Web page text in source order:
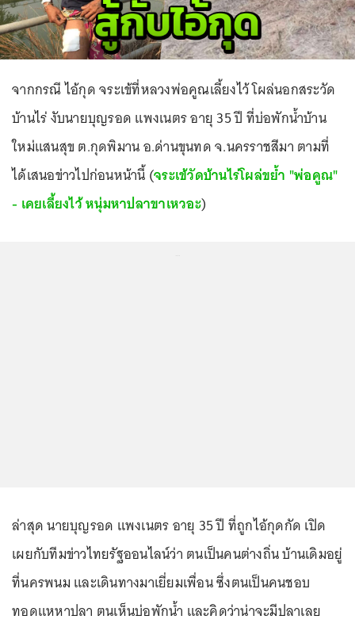
จากกรณี ไอ้กุด จระเข้ที่หลวงพ่อคูณเลี้ยงไว้ โผล่นอกสระวัด
บ้านไร่ งับนายบุญรอด แพงเนตร อายุ 35 ปี ที่บ่อพักน้ำบ้าน
ใหม่แสนสุข ต.กุดพิมาน อ.ด่านขุนทด จ.นครราชสีมา ตามที่
ได้เสนอข่าวไปก่อนหน้านี้ (จระเข้วัดบ้านไร่โผล่ขยํ้า "พ่อคูณ"
- เคยเลี้ยงไว้ หนุ่มหาปลาขาเหวอะ)
ล่าสุด นายบุญรอด แพงเนตร อายุ 35 ปี ที่ถูกไอ้กุดกัด เปิด
เผยกับทีมข่าวไทยรัฐออนไลน์ว่า ตนเป็นคนต่างถิ่น บ้านเดิมอยู่
ที่นครพนม และเดินทางมาเยี่ยมเพื่อน ซึ่งตนเป็นคนชอบ
ทอดแหหาปลา ตนเห็นบ่อพักน้ำ และคิดว่าน่าจะมีปลาเลย